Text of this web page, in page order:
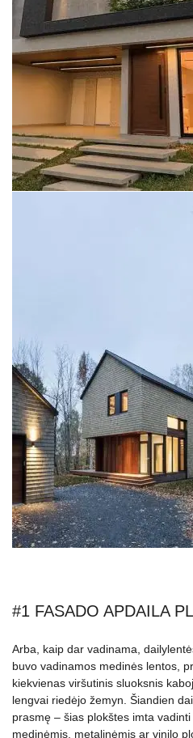
#1 FASADO APDAILA
Arba, kaip dar vadinama,
buvo vadinamos medinės lentos,
kiekvienas viršutinis sluoksnis
lengvai riedėjo žemyn. Šiandien
prasmę – šias plokštes imta
medinėmis, metalinėmis ar vinilo